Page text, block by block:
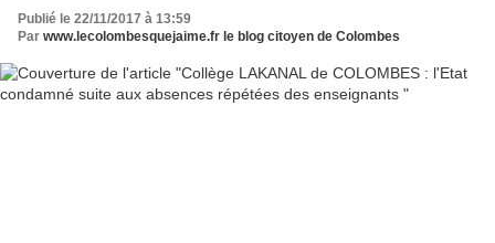
Publié le 22/11/2017 à 13:59
Par www.lecolombesquejaime.fr le blog citoyen de Colombes